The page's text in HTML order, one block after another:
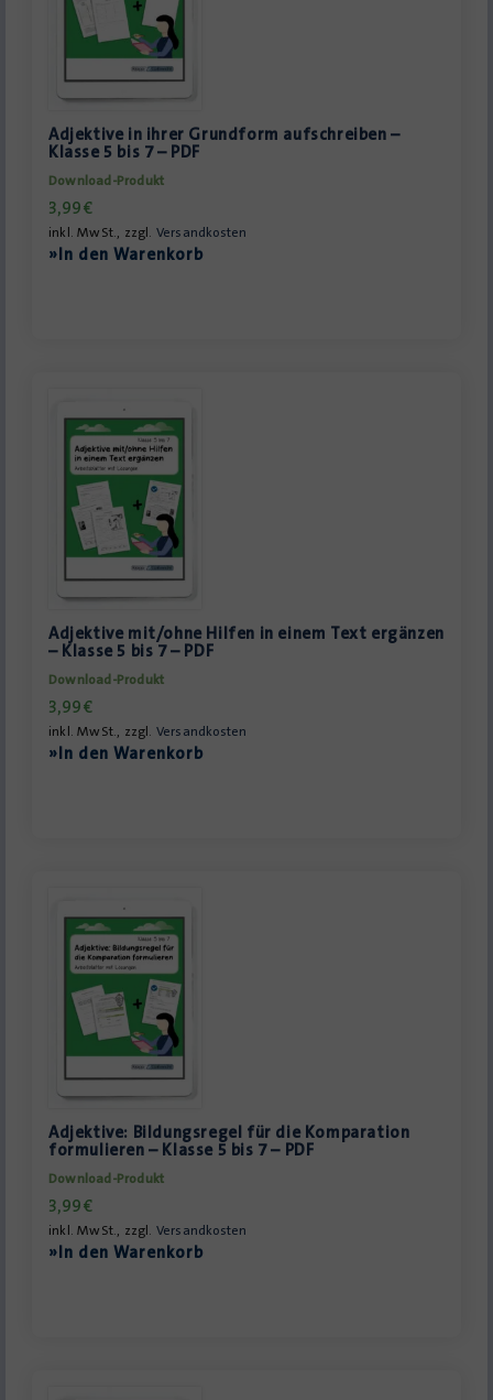
Adjektive in ihrer Grundform aufschreiben –
Klasse 5 bis 7 – PDF
Download-Produkt
3,99€
inkl. MwSt., zzgl. Versandkosten
»In den Warenkorb
Adjektive mit/ohne Hilfen in einem Text ergänzen
– Klasse 5 bis 7 – PDF
Download-Produkt
3,99€
inkl. MwSt., zzgl. Versandkosten
»In den Warenkorb
Adjektive: Bildungsregel für die Komparation
formulieren – Klasse 5 bis 7 – PDF
Download-Produkt
3,99€
inkl. MwSt., zzgl. Versandkosten
»In den Warenkorb